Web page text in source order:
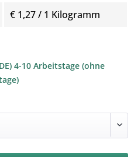
€ 1,27 / 1 Kilogramm
4-10 Arbeitstage (ohne